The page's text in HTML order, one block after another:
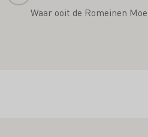
Waar ooit de Romeinen